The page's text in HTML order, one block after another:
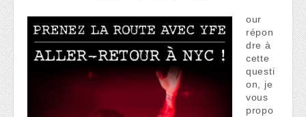
our
répon
dre à
cette
questi
on, je
vous
propo